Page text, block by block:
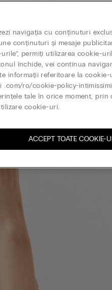
navigația cu conținuturi
conținuturi și mesaje
permiți utilizarea cookie-
închide, vei continua
informații referitoare la cookie-
.com/ro/cookie-policy-
tale în orice moment, prin
cookie-uri.
ACCEPT TOATE COOKIE-